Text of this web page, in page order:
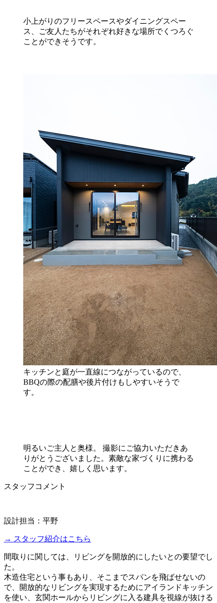
小上がりのフリースペースやダイニングスペー
ス、ご友人たちがそれぞれ好きな場所でくつろぐ
ことができそうです。
キッチンと庭が一直線につながっているので、
BBQの際の配膳や後片付けもしやすいそうで
す。
明るいご主人と奥様。 撮影にご協力いただきあ
りがとうございました。素敵な家づくりに携わる
ことができ、嬉しく思います。
スタッフコメント
設計担当：平野
→ スタッフ紹介はこちら
間取りに関しては、リビングを開放的にしたいとの要望でし
た。
木造住宅という事もあり、そこまでスパンを飛ばせないの
で、開放的なリビングを実現するためにアイランドキッチン
を使い、玄関ホールからリビングに入る建具を視線が抜ける